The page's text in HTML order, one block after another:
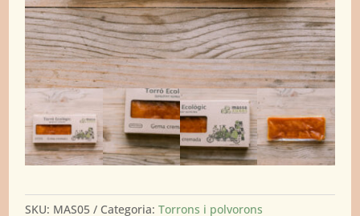
SKU: MAS05 Categoria:Torrons i polvorons